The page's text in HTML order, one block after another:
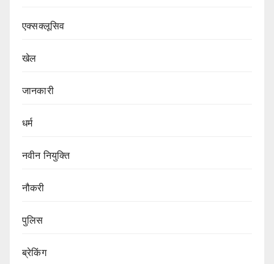
एक्सक्लूसिव
खेल
जानकारी
धर्म
नवीन नियुक्ति
नौकरी
पुलिस
ब्रेकिंग